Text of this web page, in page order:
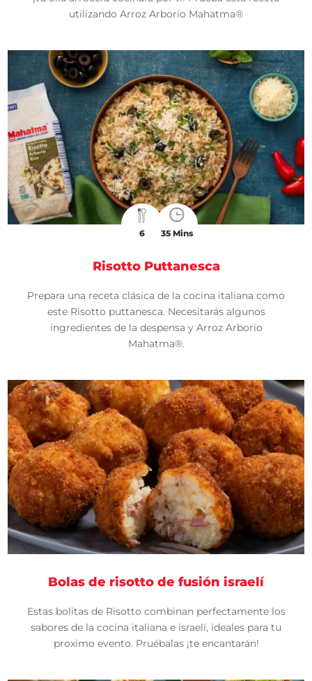
utilizando Arroz Arborio Mahatma®
6 35 Mins
Risotto Puttanesca
Prepara una receta clásica de la cocina italiana como
este Risotto puttanesca. Necesitarás algunos
ingredientes de la despensa y Arroz Arborio
Mahatma®.
Bolas de risotto de fusión israelí
Estas bolitas de Risotto combinan perfectamente los
sabores de la cocina italiana e israelí, ideales para tu
proximo evento. Pruébalas ¡te encantarán!